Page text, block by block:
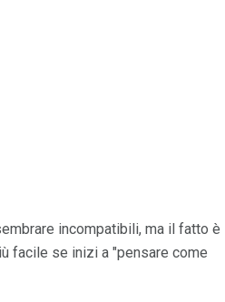
incompatibili, ma il fatto è
facile se inizi a "pensare come